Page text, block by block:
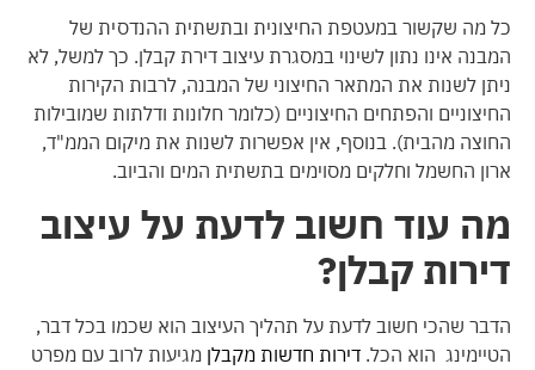
כל מה שקשור במעטפת החיצונית ובתשתית ההנדסית של
המבנה אינו נתון לשינוי במסגרת עיצוב דירת קבלן. כך למשל, לא
ניתן לשנות את המתאר החיצוני של המבנה, לרבות הקירות
החיצוניים והפתחים החיצוניים (כלומר חלונות ודלתות שמובילות
החוצה מהבית). בנוסף, אין אפשרות לשנות את מיקום הממ"ד,
ארון החשמל וחלקים מסוימים בתשתית המים והביוב.
מה עוד חשוב לדעת על עיצוב
דירות קבלן?
הדבר שהכי חשוב לדעת על תהליך העיצוב הוא שכמו בכל דבר,
הטיימינג הוא הכל. דירות חדשות מקבלן מגיעות לרוב עם מפרט